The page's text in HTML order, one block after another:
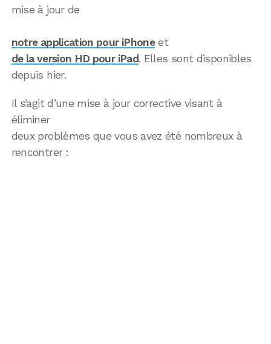
mise à jour de
notre application pour iPhoneet
de la version HD pour iPad. Elles sont disponibles
depuis hier.
Il s’agit d’une mise à jour corrective visant à
éliminer
deux problèmes que vous avez été nombreux à
rencontrer :